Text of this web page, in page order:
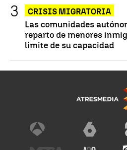
CRISIS MIGRATORIA
Las comunidades
reparto de menores
límite de su capacidad